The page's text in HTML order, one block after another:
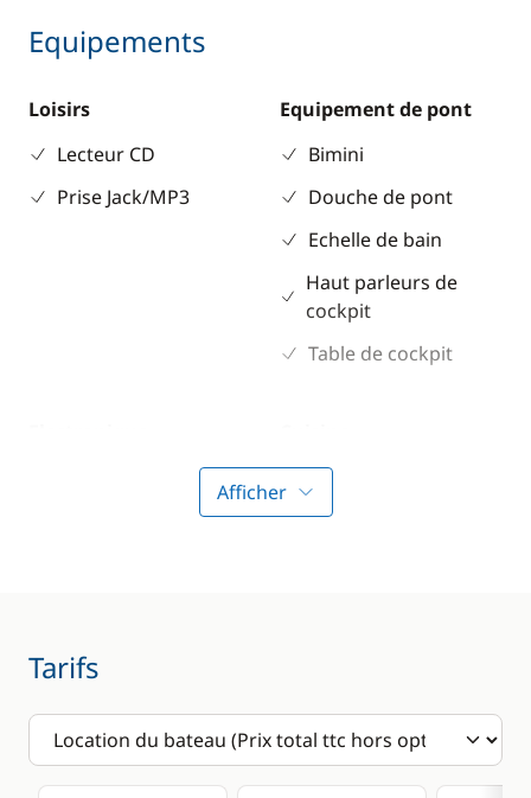
Equipements
Loisirs
Lecteur CD
Prise Jack/MP3
Equipement de pont
Bimini
Douche de pont
Echelle de bain
Haut parleurs de
cockpit
Table de cockpit
Cuisinière
Réfrigérateur
Confort
Chauffage
Eau chaude
Afficher
Tarifs